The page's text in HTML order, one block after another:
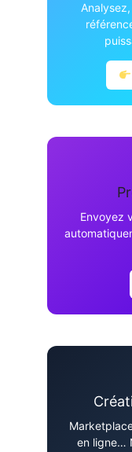
Envoyez
en ligne…